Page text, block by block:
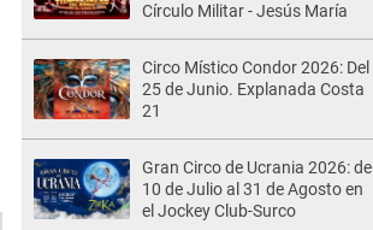
Círculo Militar - Jesús María
Circo Místico Condor 2026: Del
25 de Junio. Explanada Costa
21
Gran Circo de Ucrania 2026: del
10 de Julio al 31 de Agosto en
el Jockey Club-Surco